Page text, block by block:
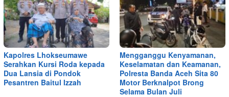
Kapolres Lhokseumawe
Serahkan Kursi Roda kepada
Dua Lansia di Pondok
Pesantren Baitul Izzah
Mengganggu Kenyamanan,
Keselamatan dan Keamanan,
Polresta Banda Aceh Sita 80
Motor Berknalpot Brong
Selama Bulan Juli